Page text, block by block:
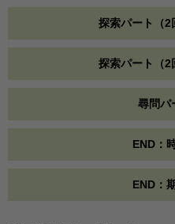
探索パート（2
探索パート（2
尋問パ
END：
END：